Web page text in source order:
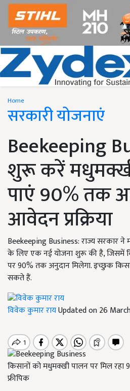
Home
सरकारी योजनाएं
Beekeeping
शुरू करें
पाएं 90% तक
आवेदन प्रक्रिया
Beekeeping Business: राज्य सरकार
के लिए एक नई योजना शुरू की है, जिसमें
पर 90% तक अनुदान मिलेगा. इच्छुक
सकते हैं.
विवेक कुमार रायUpdated on 26
किसानों को मधुमक्खी पालन पर मिल रहा
फ्रीपिक